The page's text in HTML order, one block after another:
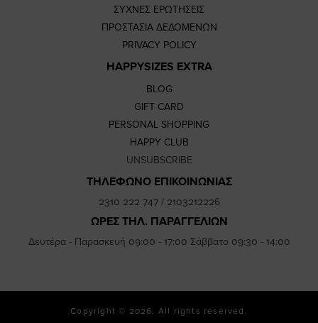
ΣΥΧΝΕΣ ΕΡΩΤΗΣΕΙΣ
ΠΡΟΣΤΑΣΙΑ ΔΕΔΟΜΕΝΩΝ
PRIVACY POLICY
HAPPYSIZES EXTRA
BLOG
GIFT CARD
PERSONAL SHOPPING
HAPPY CLUB
UNSUBSCRIBE
ΤΗΛΕΦΩΝΟ ΕΠΙΚΟΙΝΩΝΙΑΣ
2310 222 747/ 2103212226
ΩΡΕΣ ΤΗΛ. ΠΑΡΑΓΓΕΛΙΩΝ
Δευτέρα - Παρασκευή 09:00 - 17:00 Σάββατο 09:30 - 14:00
Copyright © 2026. All rights reserved.